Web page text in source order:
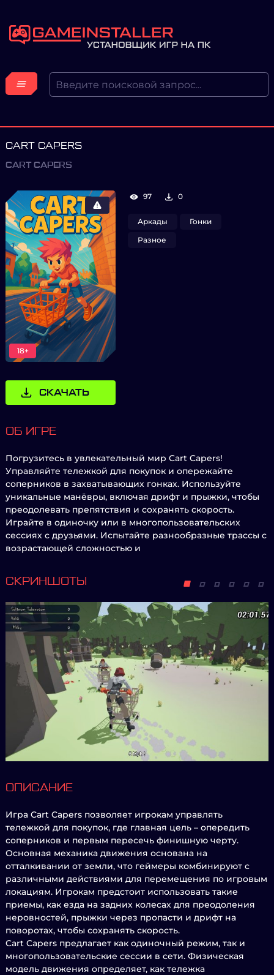
CART CAPERS
CART CAPERS
18+
СКАЧАТЬ
97 0
Аркады
Гонки
Разное
ОБ ИГРЕ
Погрузитесь в увлекательный мир Cart Capers!
Управляйте тележкой для покупок и опережайте
соперников в захватывающих гонках. Используйте
уникальные манёвры, включая дрифт и прыжки, чтобы
преодолевать препятствия и сохранять скорость.
Играйте в одиночку или в многопользовательских
сессиях с друзьями. Испытайте разнообразные трассы с
возрастающей сложностью и
СКРИНШОТЫ
ОПИСАНИЕ
Игра Cart Capers позволяет игрокам управлять
тележкой для покупок, где главная цель – опередить
соперников и первым пересечь финишную черту.
Основная механика движения основана на
отталкивании от земли, что геймеры комбинируют с
различными действиями для перемещения по игровым
локациям. Игрокам предстоит использовать такие
приемы, как езда на задних колесах для преодоления
неровностей, прыжки через пропасти и дрифт на
поворотах, чтобы сохранять скорость.
Cart Capers предлагает как одиночный режим, так и
многопользовательские сессии в сети. Физическая
модель движения определяет, как тележка